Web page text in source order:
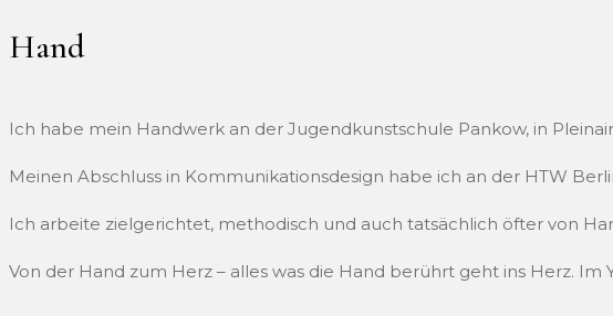
Hand
Ich habe mein Handwerk an der Jugendkunstschule Pankow, in
Meinen Abschluss in Kommunikationsdesign habe ich an der HTW
Ich arbeite zielgerichtet, methodisch und auch tatsächlich öfter von
Von der Hand zum Herz – alles was die Hand berührt geht ins Herz.